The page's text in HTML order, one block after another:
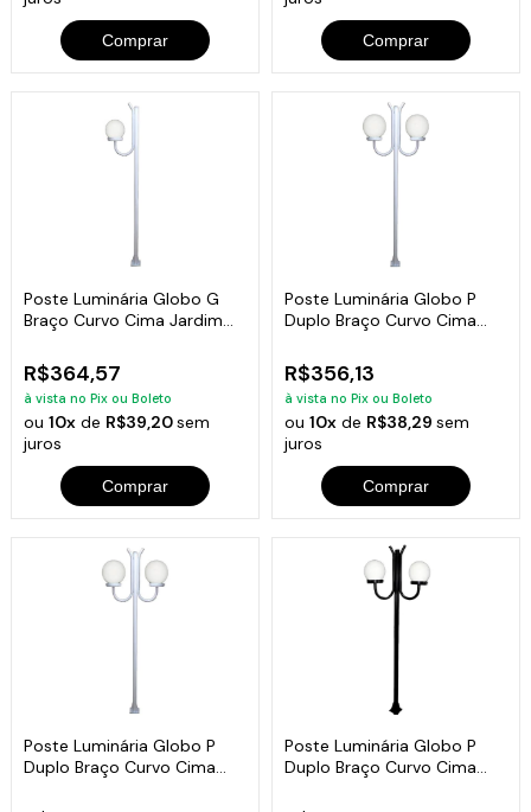
Comprar Comprar
Poste Luminária Globo G
Braço Curvo Cima Jardim
R$364,57
à vista no Pix ou Boleto
ou10x de R$39,20sem
juros
Comprar
Poste Luminária Globo P
Duplo Braço Curvo Cima
R$356,13
à vista no Pix ou Boleto
ou 10xde R$38,29 sem
juros
Comprar
Poste Luminária Globo P
Duplo Braço Curvo Cima
Poste Luminária Globo P
Duplo Braço Curvo Cima